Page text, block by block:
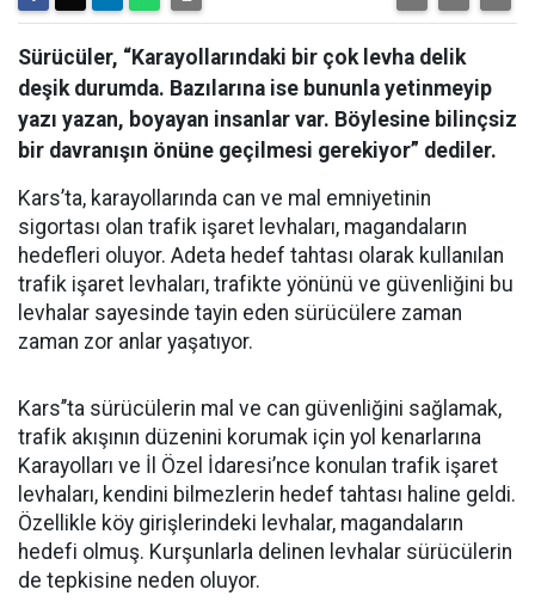
Sürücüler, “Karayollarındaki bir çok levha delik
deşik durumda. Bazılarına ise bununla yetinmeyip
yazı yazan, boyayan insanlar var. Böylesine bilinçsiz
bir davranışın önüne geçilmesi gerekiyor” dediler.
Kars’ta, karayollarında can ve mal emniyetinin
sigortası olan trafik işaret levhaları, magandaların
hedefleri oluyor. Adeta hedef tahtası olarak kullanılan
trafik işaret levhaları, trafikte yönünü ve güvenliğini bu
levhalar sayesinde tayin eden sürücülere zaman
zaman zor anlar yaşatıyor.
Kars’’ta sürücülerin mal ve can güvenliğini sağlamak,
trafik akışının düzenini korumak için yol kenarlarına
Karayolları ve İl Özel İdaresi’nce konulan trafik işaret
levhaları, kendini bilmezlerin hedef tahtası haline geldi.
Özellikle köy girişlerindeki levhalar, magandaların
hedefi olmuş. Kurşunlarla delinen levhalar sürücülerin
de tepkisine neden oluyor.